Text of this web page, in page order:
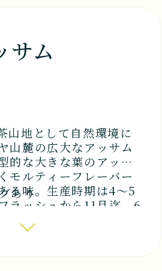
、味はやや渋みが加わ
摘み）
期に入り茶葉は厚くな
も加わる。 水色は赤み
色、ミルクティーなど
サム
山地として自然環境に
山麓の広大なアッサム
的な大きな葉のアッサ
モルティーフレーバー
る味。生産時期は4～5
ラッシュから11月迄。6
ラッシュは、アッサム
芳醇な香り、濃い赤褐
すめ。
あり